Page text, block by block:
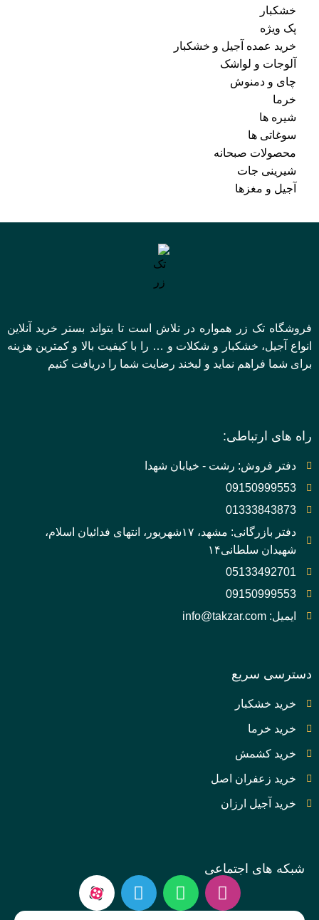
خشکبار
پک ویژه
خرید عمده آجیل و خشکبار
آلوجات و لواشک
چای و دمنوش
خرما
شیره ها
سوغاتی ها
محصولات صبحانه
شیرینی جات
آجیل و مغزها
فروشگاه تک زر همواره در تلاش است تا بتواند بستر خرید آنلاین
انواع آجیل، خشکبار و شکلات و … را با کیفیت بالا و کمترین هزینه
برای شما فراهم نماید و لبخند رضایت شما را دریافت کنیم
راه های ارتباطی:
دفتر فروش: رشت - خیابان شهدا
09150999553
01333843873
دفتر بازرگانی: مشهد، ۱۷شهریور، انتهای فدائیان اسلام،
شهیدان سلطانی۱۴
05133492701
09150999553
ایمیل: info@takzar.com
دسترسی سریع
خرید خشکبار
خرید خرما
خرید کشمش
خرید زعفران اصل
خرید آجیل ارزان
شبکه های اجتماعی